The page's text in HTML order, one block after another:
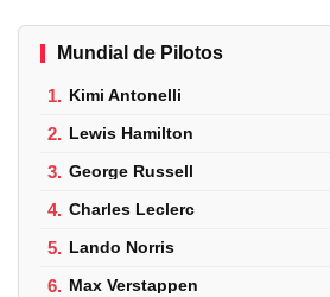
Mundial de Pilotos
1. Kimi Antonelli
2. Lewis Hamilton
3. George Russell
4. Charles Leclerc
5. Lando Norris
6. Max Verstappen